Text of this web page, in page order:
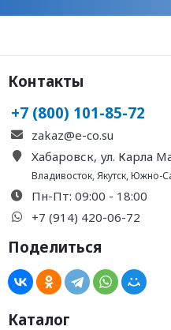
Контакты
+7 (800) 101-85-72
zakaz@e-co.su
Хабаровск, ул. Карла
Владивосток,Якутск,Южно-
Пн-Пт: 09:00 - 18:00
+7 (914) 420-06-72
Поделиться
Каталог